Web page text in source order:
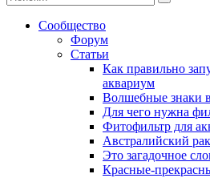
Сообщество
Форум
Статьи
Как правильно
аквариум
Волшебные знаки
Для чего нужна
Фитофильтр для
Австралийский рак
Это загадочное
Красные-